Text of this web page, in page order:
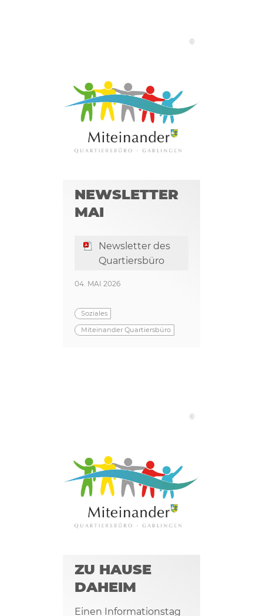
©
NEWSLETTER
MAI
Newsletter des
Quartiersbüro
04. MAI 2026
Soziales
Miteinander Quartiersbüro
©
ZU HAUSE
DAHEIM
Einen Informationstag